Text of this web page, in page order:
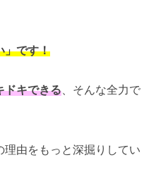
」です！
ドキできる 、そんな全力で
由をもっと深掘りしてい